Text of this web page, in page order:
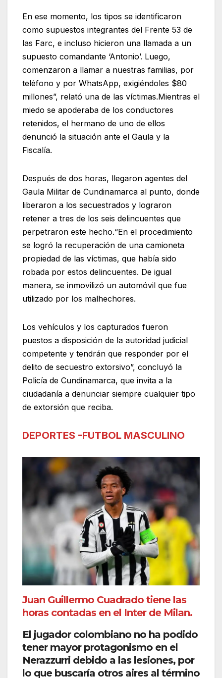
En ese momento, los tipos se identificaron
como supuestos integrantes del Frente 53 de
las Farc, e incluso hicieron una llamada a un
supuesto comandante ‘Antonio’. Luego,
comenzaron a llamar a nuestras familias, por
teléfono y por WhatsApp, exigiéndoles $80
millones”, relató una de las víctimas.Mientras el
miedo se apoderaba de los conductores
retenidos, el hermano de uno de ellos
denunció la situación ante el Gaula y la
Fiscalía.
Después de dos horas, llegaron agentes del
Gaula Militar de Cundinamarca al punto, donde
liberaron a los secuestrados y lograron
retener a tres de los seis delincuentes que
perpetraron este hecho.“En el procedimiento
se logró la recuperación de una camioneta
propiedad de las víctimas, que había sido
robada por estos delincuentes. De igual
manera, se inmovilizó un automóvil que fue
utilizado por los malhechores.
Los vehículos y los capturados fueron
puestos a disposición de la autoridad judicial
competente y tendrán que responder por el
delito de secuestro extorsivo”, concluyó la
Policía de Cundinamarca, que invita a la
ciudadanía a denunciar siempre cualquier tipo
de extorsión que reciba.
DEPORTES -FUTBOL MASCULINO
Juan Guillermo Cuadrado tiene las
horas contadas en el Inter de Milan.
El jugador colombiano no ha podido
tener mayor protagonismo en el
Nerazzurri debido a las lesiones, por
lo que buscaría otros aires al término